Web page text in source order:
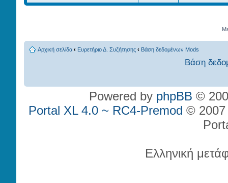
Αρχική σελίδα ‹ Ευρετήριο Δ. Συζήτησης ‹ Βάση δεδομένων Mods
Βάση
Powered by phpBB ©
Portal XL 4.0 ~ RC4-Premod © 2007
Ελληνική